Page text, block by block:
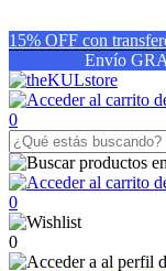
15% OFF con
Envío
0
0
0